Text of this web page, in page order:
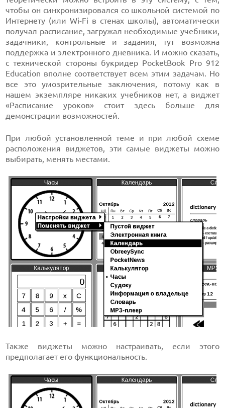
чтобы он синхронизировался со школьной системой по
Интернету (или Wi-Fi в стенах школы), автоматически
получал расписание, загружал необходимые учебники,
задачники, контрольные и задания, тут возможна
поддержка и электронного дневника. И можно сказать,
с технической стороны букридер PocketBook Pro 912
Education вполне соответствует всем этим задачам. Но
все это умозрительные заключения, потому как в
нашем экземпляре никаких учебников нет, а виджет
«Расписание уроков» стоит здесь больше для
демонстрации возможностей.
При любой установленной теме и при любой схеме
расположения виджетов, эти самые виджеты можно
выбирать, менять местами.
Также виджеты можно настраивать, если этого
предполагает его функциональность.